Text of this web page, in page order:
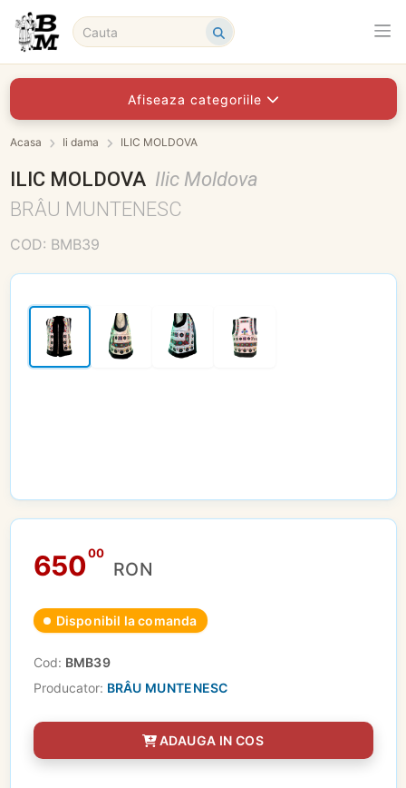
Afiseaza categoriile
Acasa Ii dama ILIC MOLDOVA
ILIC MOLDOVA Ilic Moldova
BRÂU MUNTENESC
COD: BMB39
65000
RON
Disponibil la comanda
Cod: BMB39
Producator: BRÂU MUNTENESC
ADAUGA IN COS